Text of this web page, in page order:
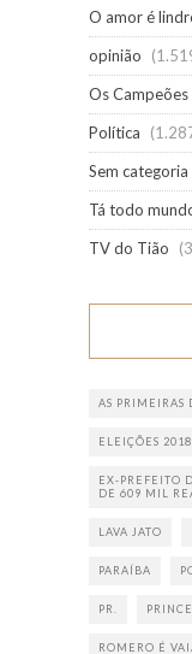
O amor é
opinião
Os
Política
Sem categoria
Tá todo
TV do Tião
AS PRIMEIRAS
ELEIÇÕES 2018
EX-PREFEITO
DE 609 MIL
LAVA JATO
PARAÍBA
PR.
ROMERO É